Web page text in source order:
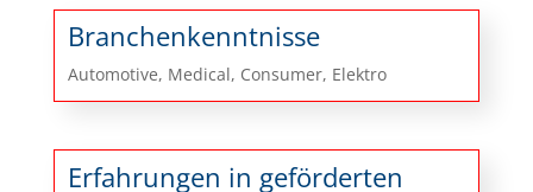
Branchenkenntnisse
Automotive, Medical, Consumer, Elektro
Erfahrungen in geförderten